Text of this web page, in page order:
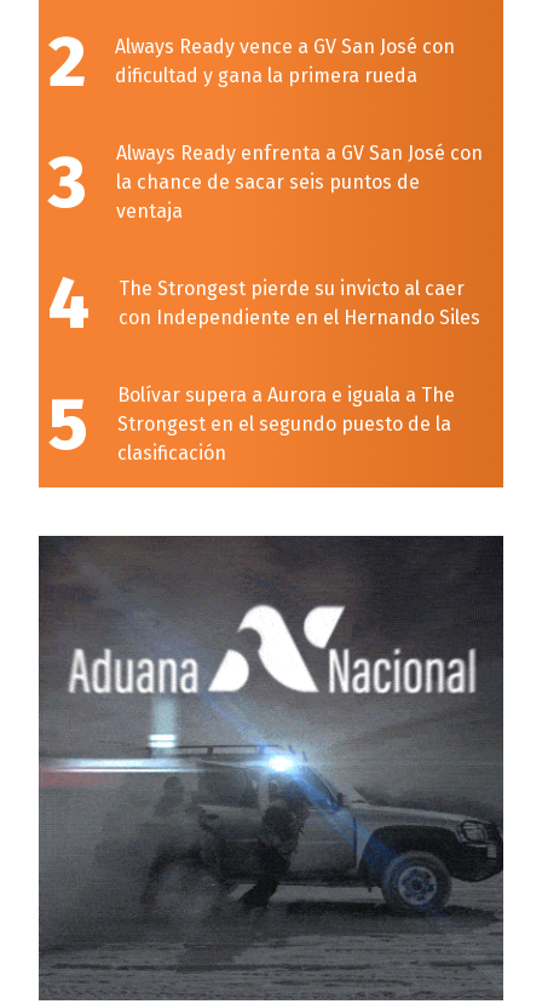
2
Always Ready vence a GV San José con
dificultad y gana la primera rueda
3
Always Ready enfrenta a GV San José con
la chance de sacar seis puntos de
ventaja
4
The Strongest pierde su invicto al caer
con Independiente en el Hernando Siles
5
Bolívar supera a Aurora e iguala a The
Strongest en el segundo puesto de la
clasificación